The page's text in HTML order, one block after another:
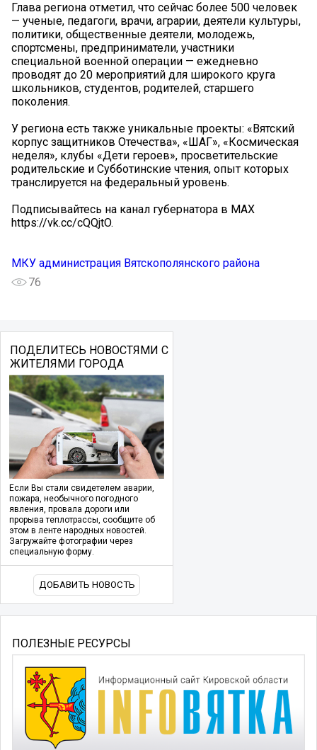
Глава региона отметил, что сейчас более 500 человек
— ученые, педагоги, врачи, аграрии, деятели культуры,
политики, общественные деятели, молодежь,
спортсмены, предприниматели, участники
специальной военной операции — ежедневно
проводят до 20 мероприятий для широкого круга
школьников, студентов, родителей, старшего
поколения.
У региона есть также уникальные проекты: «Вятский
корпус защитников Отечества», «ШАГ», «Космическая
неделя», клубы «Дети героев», просветительские
родительские и Субботинские чтения, опыт которых
транслируется на федеральный уровень.
Подписывайтесь на канал губернатора в MAX
https://vk.cc/cQQjtO.
МКУ администрация Вятскополянского района
76
ПОДЕЛИТЕСЬ НОВОСТЯМИ С
ЖИТЕЛЯМИ ГОРОДА
Если Вы стали свидетелем аварии,
пожара, необычного погодного
явления, провала дороги или
прорыва теплотрассы, сообщите об
этом в ленте народных новостей.
Загружайте фотографии через
специальную форму.
ДОБАВИТЬ НОВОСТЬ
ПОЛЕЗНЫЕ РЕСУРСЫ